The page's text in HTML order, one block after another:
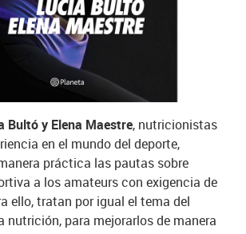
Bultó y Elena Maestre, nutricionistas
en el mundo del deporte,
práctica las pautas sobre
a los amateurs con exigencia de
ello, tratan por igual el tema del
nutrición, para mejorarlos de manera